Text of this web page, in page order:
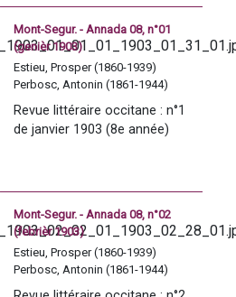
Mont-Segur. - Annada 08, n°01
(genièr 1903)
Estieu, Prosper (1860-1939)
Perbosc, Antonin (1861-1944)
Revue littéraire occitane : n°1
de janvier 1903 (8e année)
Mont-Segur. - Annada 08, n°02
(febrièr 1903)
Estieu, Prosper (1860-1939)
Perbosc, Antonin (1861-1944)